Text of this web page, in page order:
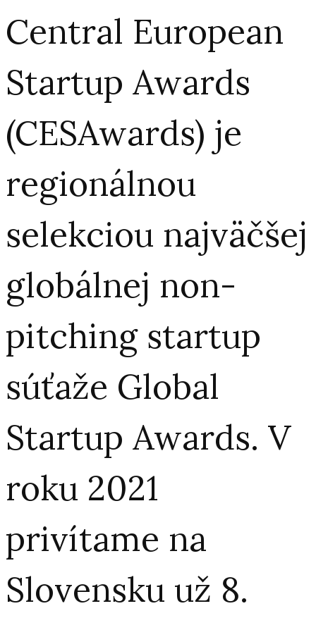
Central European
Startup Awards
(CESAwards) je
regionálnou
selekciou najväčšej
globálnej non-
pitching startup
súťaže Global
Startup Awards. V
roku 2021
privítame na
Slovensku už 8.